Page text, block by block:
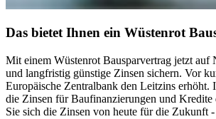
Das bietet Ihnen ein Wüstenrot
Mit einem Wüstenrot Bausparvertrag jetzt auf
und langfristig günstige Zinsen sichern. Vor
Europäische Zentralbank den Leitzins erhöht.
die Zinsen für Baufinanzierungen und Kredite
Sie sich die Zinsen von heute für die Zukunft -